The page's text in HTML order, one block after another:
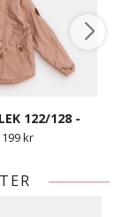
122/128 -
199 kr